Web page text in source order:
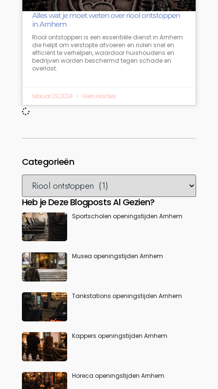
Categorieën
Heb je Deze Blogposts Al Gezien?
Sportscholen openingstijden Arnhem
Musea openingstijden Arnhem
Tankstations openingstijden Arnhem
Kappers openingstijden Arnhem
Horeca openingstijden Arnhem
Alles wat je moet weten over riool ontstoppen
in Arnhem
Riool ontstoppen is een essentiële dienst in Arnhem
die helpt om verstopte afvoeren en riolen snel en
efficiënt te verhelpen, waardoor huishoudens en
bedrijven worden beschermd tegen schade en
overlast.
februari 29, 2024 Geen reacties